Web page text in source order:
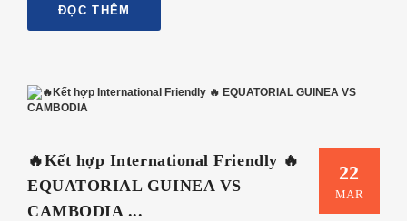
ĐỌC THÊM
22
MAR
🔥Kết hợp International Friendly 🔥
EQUATORIAL GUINEA VS
CAMBODIA ...